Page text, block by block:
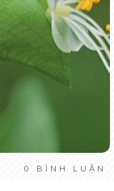
0 BÌNH LUẬN